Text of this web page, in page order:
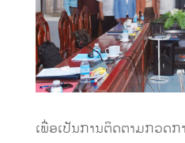
ເພື່ອເປັນການຕິດຕາມກວດ